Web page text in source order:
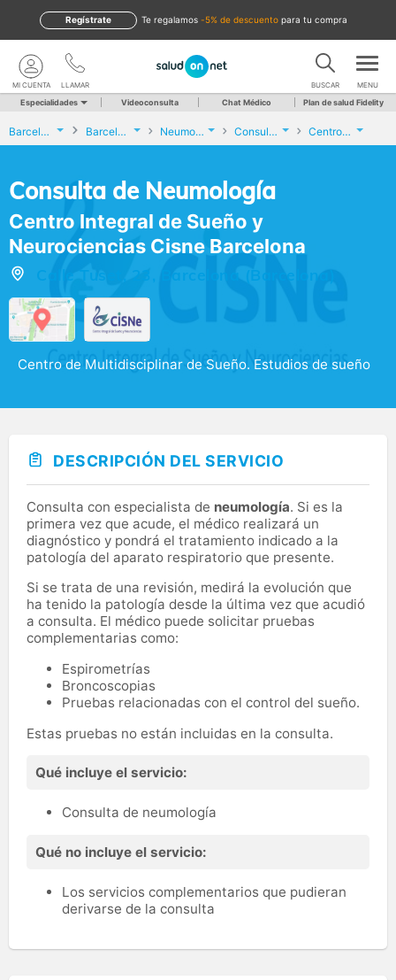
te regalamos -5% de descuento para tu compra
Regístrate
LLAMAR
MI CUENTA BUSCAR MENU
Especialidades Videoconsulta Chat Médico Plan de salud Fidelity
Barcelona Barcelona Neumología Consulta de Neumología Centro Integral de Sueño y Neurociencias Cisne Barcelona
Consulta de Neumología
Centro Integral de Sueño y
Neurociencias Cisne Barcelona
Calle Tuset, 23, Barcelona (Barcelona)
Centro de Multidisciplinar de Sueño. Estudios de sueño
DESCRIPCIÓN DEL SERVICIO
Consulta con especialista de neumología. Si es la
primera vez que acude, el médico realizará un
diagnóstico y pondrá el tratamiento indicado a la
patología del aparato respiratorio que presente.
Si se trata de una revisión, medirá la evolución que
ha tenido la patología desde la última vez que acudió
a consulta. El médico puede solicitar pruebas
complementarias como:
Espirometrías
Broncoscopias
Pruebas relacionadas con el control del sueño.
Estas pruebas no están incluidas en la consulta.
Qué incluye el servicio:
Consulta de neumología
Qué no incluye el servicio:
Los servicios complementarios que pudieran
derivarse de la consulta